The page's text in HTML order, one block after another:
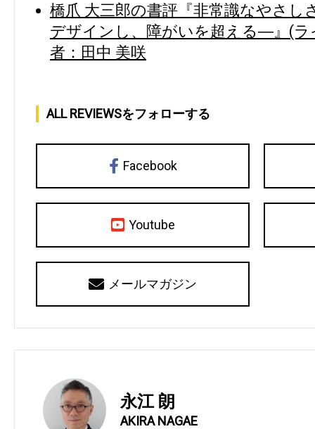
橋爪 大三郎の書評『非常識なやさ
デザインし、障がいを超える―』(ラ
者：田中 美咲
ALL REVIEWSをフォローする
Facebook
Youtube
メールマガジン
永江 朗
AKIRA NAGAE